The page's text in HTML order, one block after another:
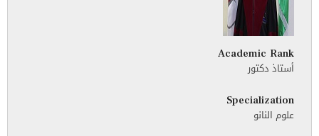
Academic Rank
أستاذ دكتور
Specialization
علوم النانو